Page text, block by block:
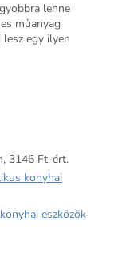
lenne
műanyag
egy ilyen
3146 Ft-ért.
konyhai
eszközök